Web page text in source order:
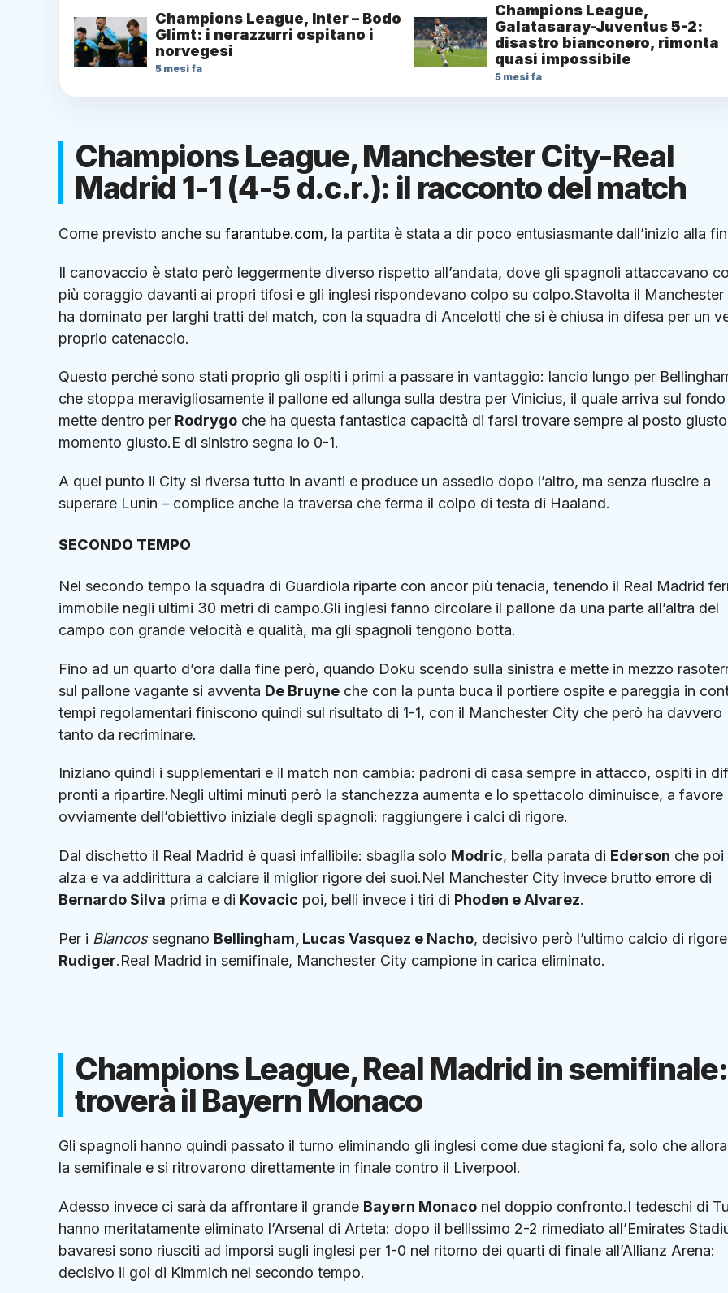
Champions League, Inter – Bodo
Glimt: i nerazzurri ospitano i
norvegesi
5 mesi fa
Champions League,
Galatasaray-Juventus 5-2:
disastro bianconero, rimonta
quasi impossibile
5 mesi fa
Champions League, Manchester City-Real
Madrid 1-1 (4-5 d.c.r.): il racconto del match
Come previsto anche su farantube.com, la partita è stata a dir poco entusiasmante dall’inizio alla
Il canovaccio è stato però leggermente diverso rispetto all’andata, dove gli spagnoli attaccavano
più coraggio davanti ai propri tifosi e gli inglesi rispondevano colpo su colpo.Stavolta il Manchester
ha dominato per larghi tratti del match, con la squadra di Ancelotti che si è chiusa in difesa per un
proprio catenaccio.
Questo perché sono stati proprio gli ospiti i primi a passare in vantaggio: lancio lungo per
che stoppa meravigliosamente il pallone ed allunga sulla destra per Vinicius, il quale arriva sul
mette dentro per Rodrygo che ha questa fantastica capacità di farsi trovare sempre al posto
momento giusto.E di sinistro segna lo 0-1.
A quel punto il City si riversa tutto in avanti e produce un assedio dopo l’altro, ma senza riuscire a
superare Lunin – complice anche la traversa che ferma il colpo di testa di Haaland.
SECONDO TEMPO
Nel secondo tempo la squadra di Guardiola riparte con ancor più tenacia, tenendo il Real Madrid
immobile negli ultimi 30 metri di campo.Gli inglesi fanno circolare il pallone da una parte all’altra del
campo con grande velocità e qualità, ma gli spagnoli tengono botta.
Fino ad un quarto d’ora dalla fine però, quando Doku scendo sulla sinistra e mette in mezzo
sul pallone vagante si avventa De Bruyne che con la punta buca il portiere ospite e pareggia in
tempi regolamentari finiscono quindi sul risultato di 1-1, con il Manchester City che però ha davvero
tanto da recriminare.
Iniziano quindi i supplementari e il match non cambia: padroni di casa sempre in attacco, ospiti in
pronti a ripartire.Negli ultimi minuti però la stanchezza aumenta e lo spettacolo diminuisce, a favore
ovviamente dell’obiettivo iniziale degli spagnoli: raggiungere i calci di rigore.
Dal dischetto il Real Madrid è quasi infallibile: sbaglia solo Modric, bella parata di Ederson che poi
alza e va addirittura a calciare il miglior rigore dei suoi.Nel Manchester City invece brutto errore di
Bernardo Silva prima e di Kovacic poi, belli invece i tiri di Phoden e Alvarez.
Per i Blancossegnano Bellingham, Lucas Vasquez e Nacho, decisivo però l’ultimo calcio di
Rudiger.Real Madrid in semifinale, Manchester City campione in carica eliminato.
Champions League, Real Madrid in semifinale:
troverà il Bayern Monaco
Gli spagnoli hanno quindi passato il turno eliminando gli inglesi come due stagioni fa, solo che
la semifinale e si ritrovarono direttamente in finale contro il Liverpool.
Adesso invece ci sarà da affrontare il grande Bayern Monaco nel doppio confronto.I tedeschi di
hanno meritatamente eliminato l’Arsenal di Arteta: dopo il bellissimo 2-2 rimediato all’Emirates
bavaresi sono riusciti ad imporsi sugli inglesi per 1-0 nel ritorno dei quarti di finale all’Allianz Arena:
decisivo il gol di Kimmich nel secondo tempo.